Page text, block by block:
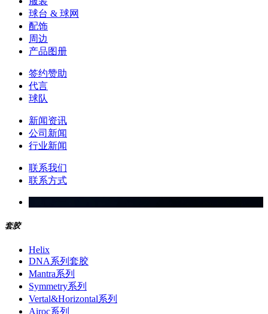
球台 & 球网
配饰
周边
产品图册
签约赞助
代言
球队
新闻资讯
公司新闻
行业新闻
联系我们
联系方式
套胶
Helix
DNA系列套胶
Mantra系列
Symmetry系列
Vertal&Horizontal系列
Airoc系列